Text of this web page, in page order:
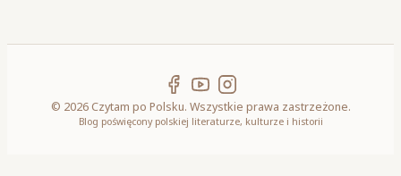
© 2026 Czytam po Polsku. Wszystkie prawa zastrzeżone.
Blog poświęcony polskiej literaturze, kulturze i historii